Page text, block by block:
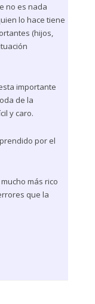
no es nada
lo hace tiene
(hijos,
importante
de la
y caro.
por el
más rico
que la